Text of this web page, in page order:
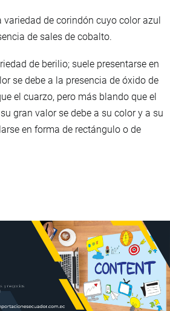
variedad de corindón cuyo color azul
de sales de cobalto.
de berilio; suele presentarse en
se debe a la presencia de óxido de
el cuarzo, pero más blando que el
gran valor se debe a su color y a su
en forma de rectángulo o de